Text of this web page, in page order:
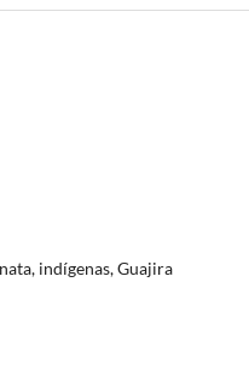
indígenas, Guajira